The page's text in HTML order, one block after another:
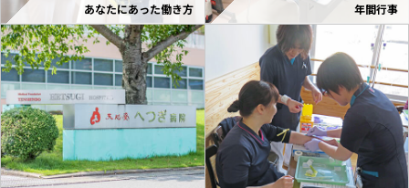
あなたにあった働き方 年間行事